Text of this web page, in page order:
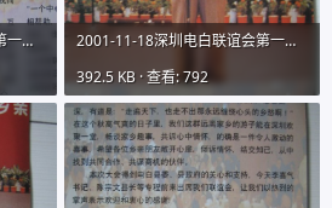
2001-11-18深圳电白联谊会第一期会刊图片01IMG_9731 (6).JPG
2001-11-18深圳电白联谊会第一期会刊图片01IMG_9731 (7).JPG
392.5 KB · 查看: 792